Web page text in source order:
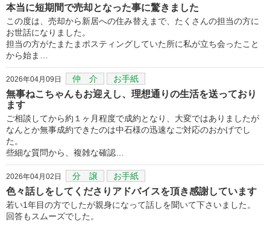
本当に短期間で売却となった事に驚きました
この度は、売却から新居への住み替えまで、たくさんの担当の方に
お世話になりました。
担当の方がたまたまポスティングしていた所に私が立ち会ったこと
から始ま…
2026年04月09日 仲 介 お手紙
無事ねこちゃんもお迎えし、理想通りの生活を送っており
ます
ご相談してから約１ヶ月程度で成約となり、大変ではありましたが
なんとか無事成約できたのは中石様の迅速なご対応のおかげでし
た。
些細な質問から、複雑な確認…
2026年04月02日 分 譲 お手紙
色々話しをしてくださりアドバイスを頂き感謝しています
若い1年目の方でしたが親身になって話しを聞いて下さいました。
回答もスムーズでした。